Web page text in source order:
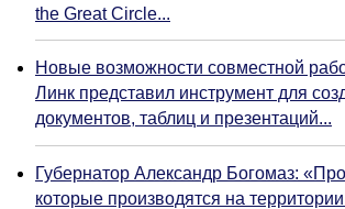
the Great Circle...
Новые возможности совместной
Линк представил инструмент для
документов, таблиц и презентаций...
Губернатор Александр Богомаз:
которые производятся на